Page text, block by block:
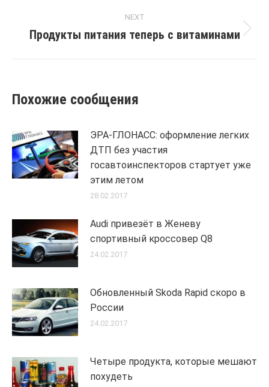
NEXT
Next
Продукты питания теперь с витаминами
Похожие сообщения
ЭРА-ГЛОНАСС: оформление легких
ДТП без участия
госавтоинспекторов стартует уже
этим летом
28.02.2017
Audi привезёт в Женеву
спортивный кроссовер Q8
24.02.2017
Обновленный Skoda Rapid скоро в
России
24.02.2017
Четыре продукта, которые мешают
похудеть